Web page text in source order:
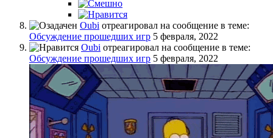
Oubi отреагировал на сообщение в теме:
Обсуждение прошедших игр 5 февраля, 2022
Oubi отреагировал на сообщение в теме:
Обсуждение прошедших игр 5 февраля, 2022